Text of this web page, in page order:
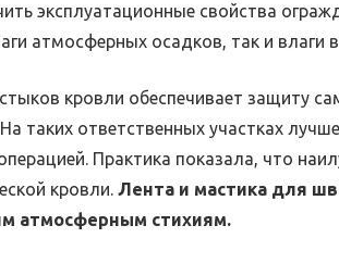
эксплуатационные свойства
атмосферных осадков, так и
кровли обеспечивает защиту
На таких ответственных участках
Практика показала, что
кровли.Лента и мастика для
атмосферным стихиям.